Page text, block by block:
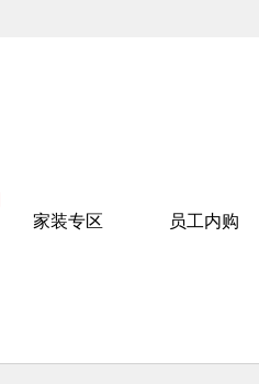
家装专区 员工内购